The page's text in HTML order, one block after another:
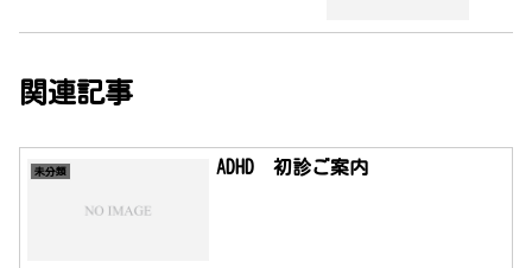
関連記事
未分類 ADHD 初診ご案内